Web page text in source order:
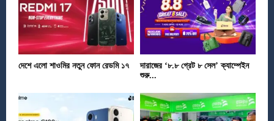
দেশে এলো শাওমির নতুন ফোন রেডমি ১৭
দারাজের ‘৮.৮ গ্রেট ৮ সেল’ ক্যাম্পেইন
শুরু...